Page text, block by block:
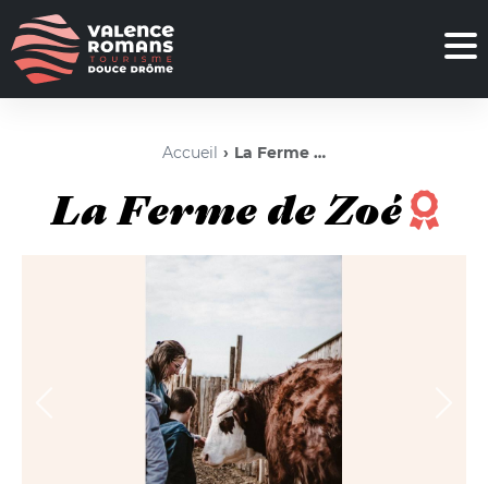
Accueil La Ferme de Zoé
La Ferme de Zoé